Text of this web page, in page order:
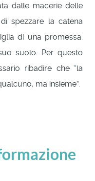
dalle macerie delle
spezzare la catena
di una promessa:
suolo. Per questo
ribadire che “la
ma insieme”.